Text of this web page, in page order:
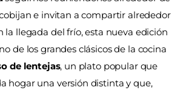
e invitan a compartir alrededor
la llegada del frío, esta nueva edición
de los grandes clásicos de la cocina
de lentejas, un plato popular que
hogar una versión distinta y que,